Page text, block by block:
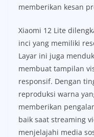
memberikan kesan
Xiaomi 12 Lite
inci yang memiliki
Layar ini juga
membuat tampilan
responsif. Dengan
reproduksi warna
memberikan
baik saat streaming
menjelajahi media